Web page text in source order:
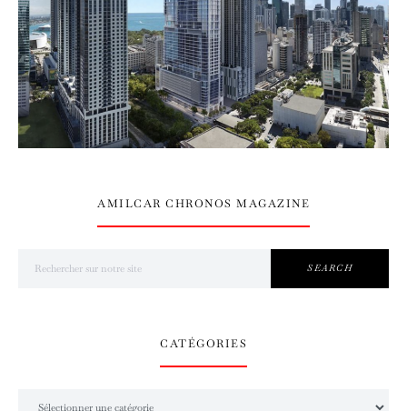
AMILCAR CHRONOS MAGAZINE
SEARCH
CATÉGORIES